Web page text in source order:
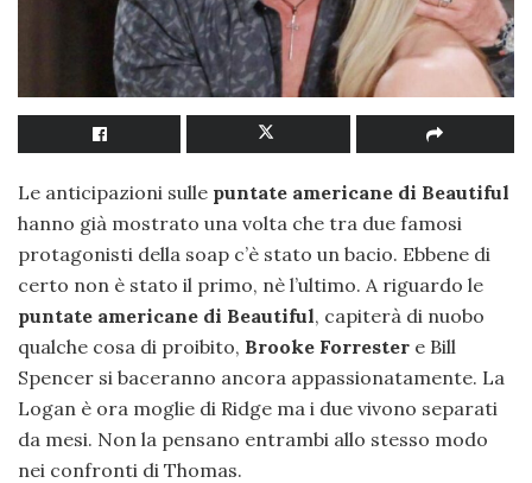
Le anticipazioni sulle puntate americane di Beautiful
hanno già mostrato una volta che tra due famosi
protagonisti della soap c’è stato un bacio. Ebbene di
certo non è stato il primo, nè l’ultimo. A riguardo le
puntate americane di Beautiful, capiterà di nuobo
qualche cosa di proibito, Brooke Forrester e Bill
Spencer si baceranno ancora appassionatamente. La
Logan è ora moglie di Ridge ma i due vivono separati
da mesi. Non la pensano entrambi allo stesso modo
nei confronti di Thomas.